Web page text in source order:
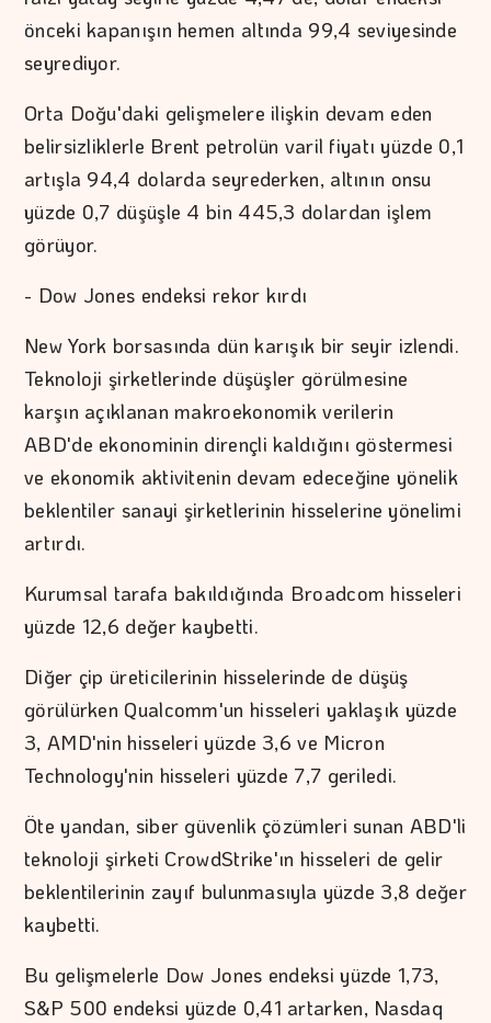
önceki kapanışın hemen altında 99,4 seviyesinde
seyrediyor.
Orta Doğu'daki gelişmelere ilişkin devam eden
belirsizliklerle Brent petrolün varil fiyatı yüzde 0,1
artışla 94,4 dolarda seyrederken, altının onsu
yüzde 0,7 düşüşle 4 bin 445,3 dolardan işlem
görüyor.
- Dow Jones endeksi rekor kırdı
New York borsasında dün karışık bir seyir izlendi.
Teknoloji şirketlerinde düşüşler görülmesine
karşın açıklanan makroekonomik verilerin
ABD'de ekonominin dirençli kaldığını göstermesi
ve ekonomik aktivitenin devam edeceğine yönelik
beklentiler sanayi şirketlerinin hisselerine yönelimi
artırdı.
Kurumsal tarafa bakıldığında Broadcom hisseleri
yüzde 12,6 değer kaybetti.
Diğer çip üreticilerinin hisselerinde de düşüş
görülürken Qualcomm'un hisseleri yaklaşık yüzde
3, AMD'nin hisseleri yüzde 3,6 ve Micron
Technology'nin hisseleri yüzde 7,7 geriledi.
Öte yandan, siber güvenlik çözümleri sunan ABD'li
teknoloji şirketi CrowdStrike'ın hisseleri de gelir
beklentilerinin zayıf bulunmasıyla yüzde 3,8 değer
kaybetti.
Bu gelişmelerle Dow Jones endeksi yüzde 1,73,
S&P 500 endeksi yüzde 0,41 artarken, Nasdaq